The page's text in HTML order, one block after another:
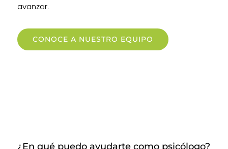
avanzar.
CONOCE A NUESTRO EQUIPO
¿En qué puedo ayudarte como psicólogo?